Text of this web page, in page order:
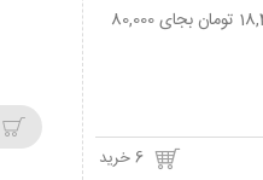
باشگاه مکس پاور با دوره ی ایرو فیتنس (ویژه بانوان) با 77% تخفیف و پرداخت تنها 18,400 تومان بجای 80,000
6 خرید